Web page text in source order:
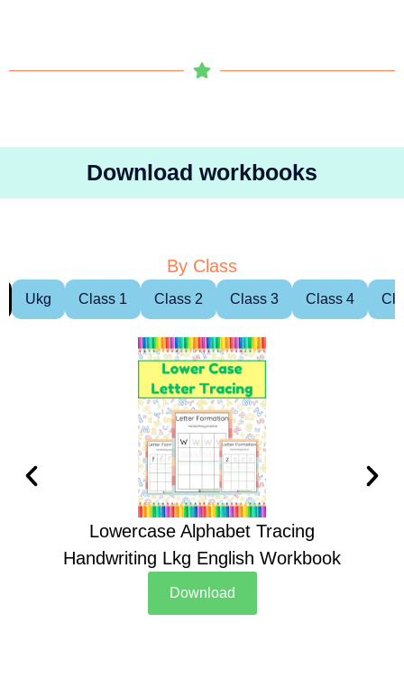
Download workbooks
By Class
Ukg Class 1 Class 2 Class 3 Class 4
Lowercase Alphabet Tracing
Handwriting Lkg English Workbook
Download